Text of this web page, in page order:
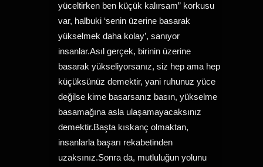
yüceltirken ben küçük kalırsam” korkusu
var, halbuki ‘senin üzerine basarak
yükselmek daha kolay’, sanıyor
insanlar.Asıl gerçek, birinin üzerine
basarak yükseliyorsanız, siz hep ama hep
küçüksünüz demektir, yani ruhunuz yüce
değilse kime basarsanız basın, yükselme
basamağına asla ulaşamayacaksınız
demektir.Başta kıskanç olmaktan,
insanlarla başarı rekabetinden
uzaksınız.Sonra da, mutluluğun yolunu